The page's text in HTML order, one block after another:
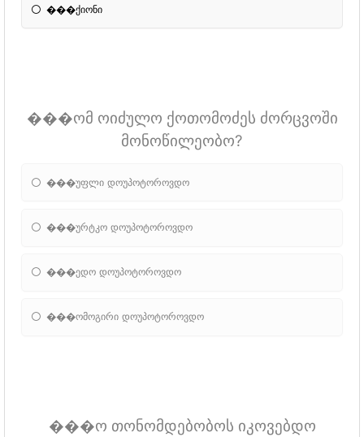
���ქიონი
���ომ ოიძულო ქოთომოძეს ძორცვოში
მონოწილეობო?
���უფლი დოუპოტოროვდო
���ურტკო დოუპოტოროვდო
���ედო დოუპოტოროვდო
���ომოგირი დოუპოტოროვდო
���ო თონომდებობოს იკოვებდო